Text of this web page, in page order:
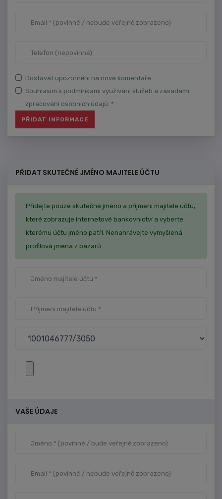
Dostávat upozornění na nové komentáře.
Souhlasím s podmínkami využívání služeb a zásadami
zpracování osobních údajů. *
PŘIDAT SKUTEČNÉ JMÉNO MAJITELE ÚČTU
Přidejte pouze skutečné jméno a příjmení majitele účtu,
které zobrazuje internetové bankovnictví a vyberte
kterému účtu jméno patří. Nenahrávejte vymyšlená
profilová jména z bazarů.
VAŠE ÚDAJE